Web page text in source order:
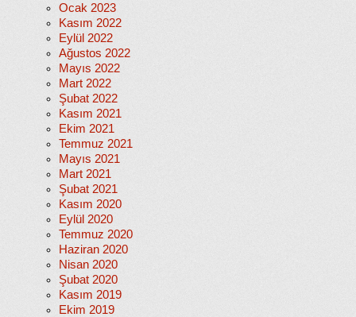
Ocak 2023
Kasım 2022
Eylül 2022
Ağustos 2022
Mayıs 2022
Mart 2022
Şubat 2022
Kasım 2021
Ekim 2021
Temmuz 2021
Mayıs 2021
Mart 2021
Şubat 2021
Kasım 2020
Eylül 2020
Temmuz 2020
Haziran 2020
Nisan 2020
Şubat 2020
Kasım 2019
Ekim 2019